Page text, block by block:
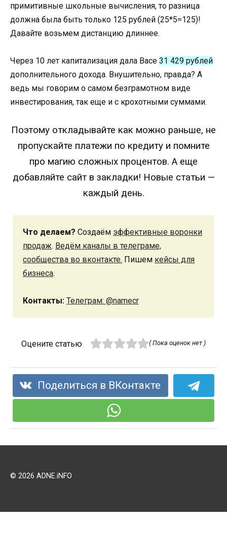
примитивные школьные вычисления, то разница
должна была быть только 125 рублей (25*5=125)!
Давайте возьмем дистанцию длиннее.
Через 10 лет капитализация дала Васе 31 429 рублей
дополнительного дохода. Внушительно, правда? А
ведь мы говорим о самом безграмотном виде
инвестирования, так еще и с крохотными суммами.
Поэтому откладывайте как можно раньше, не
пропускайте платежи по кредиту и помните
про магию сложных процентов. А еще
добавляйте сайт в закладки! Новые статьи —
каждый день.
Что делаем? Создаём эффективные воронки
продаж. Ведём каналы в телеграме,
сообщества во вконтакте. Пишем кейсы для
бизнеса.
Контакты: Телеграм: @namecr
Оцените статью ( Пока оценок нет )
Поделиться в ВКонтакте
© 2026 ADNE.iNFO